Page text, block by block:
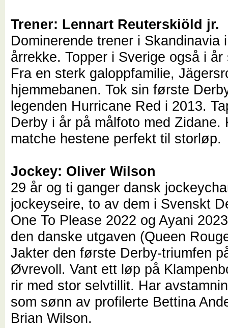
Trener: Lennart Reuterskiöld jr.
Dominerende trener i Skandinavia
årrekke. Topper i Sverige også i år
Fra en sterk galoppfamilie,
hjemmebanen. Tok sin første
legenden Hurricane Red i 2013.
Derby i år på målfoto med Zidane.
matche hestene perfekt til storløp.
Jockey: Oliver Wilson
29 år og ti ganger dansk
jockeyseire, to av dem i Svenskt
One To Please 2022 og Ayani
den danske utgaven (Queen
Jakter den første Derby-triumfen
Øvrevoll. Vant ett løp på
rir med stor selvtillit. Har
som sønn av profilerte Bettina
Brian Wilson.